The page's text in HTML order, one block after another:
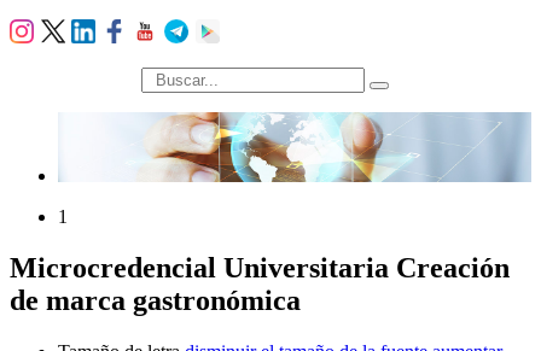
búsqueda
1
Microcredencial Universitaria Creación
de marca gastronómica